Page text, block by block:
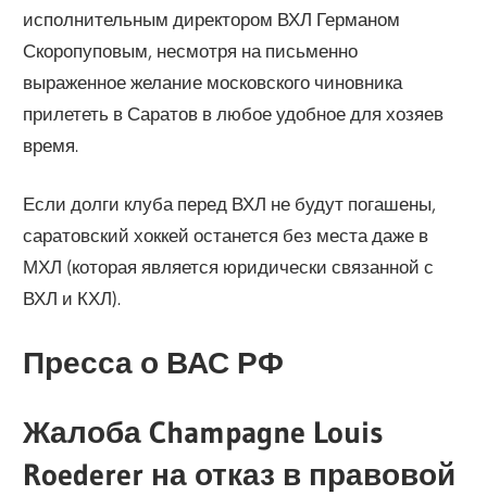
исполнительным директором ВХЛ Германом
Скоропуповым, несмотря на письменно
выраженное желание московского чиновника
прилететь в Саратов в любое удобное для хозяев
время.
Если долги клуба перед ВХЛ не будут погашены,
саратовский хоккей останется без места даже в
МХЛ (которая является юридически связанной с
ВХЛ и КХЛ).
Пресса о ВАС РФ
Жалоба Champagne Louis
Roederer на отказ в правовой